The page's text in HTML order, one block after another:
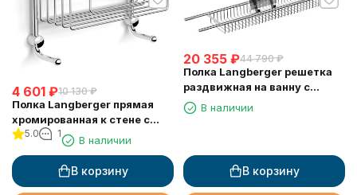
4 601 ₽10 130 ₽
Полка Langberger прямая
хромированная к стене с
двумя крючками
одноэтажная 10860M
5.0 1
В наличии
В корзину
20 355 ₽44 790 ₽
Полка Langberger решетка
раздвижная на ванну с
резиновыми протекторами
79260
В наличии
В корзину